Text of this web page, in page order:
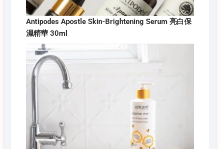
Antipodes Apostle Skin-Brightening Serum 亮白保
濕精華 30ml